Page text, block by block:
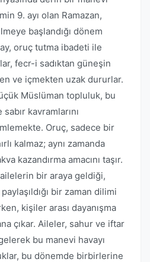
9. ayı olan Ramazan,
başlandığı dönem
oruç tutma ibadeti ile
fecr-i sadıktan güneşin
ve içmekten uzak dururlar.
Müslüman topluluk, bu
kavramlarını
Oruç, sadece bir
kalmaz; aynı zamanda
kazandırma amacını taşır.
bir araya geldiği,
bir zaman dilimi
kişiler arası dayanışma
çıkar. Aileler, sahur ve iftar
bu manevi havayı
bu dönemde birbirlerine